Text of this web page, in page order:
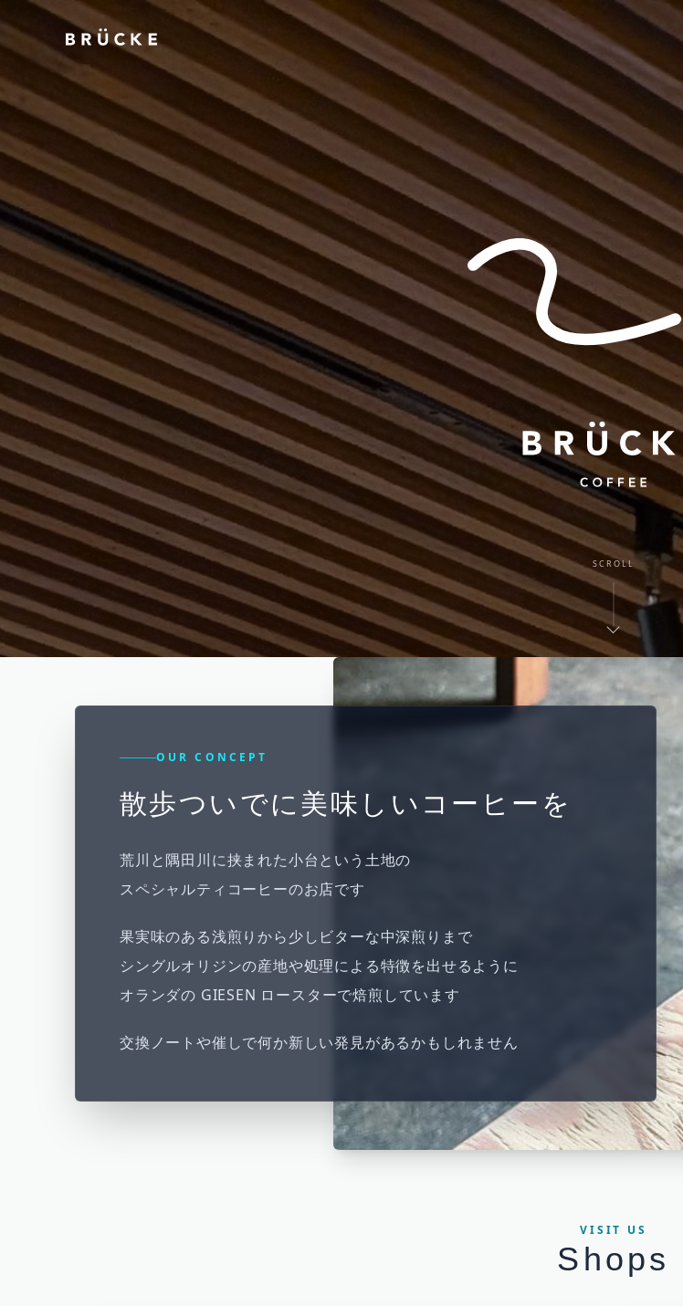
SCROLL
OUR CONCEPT
散歩ついでに美味しいコーヒーを
荒川と隅田川に挟まれた小台という土地の
スペシャルティコーヒーのお店です
果実味のある浅煎りから少しビターな中深煎りまで
シングルオリジンの産地や処理による特徴を出せるように
オランダの GIESEN ロースターで焙煎しています
交換ノートや催しで何か新しい発見があるかもしれません
VISIT US
Shops